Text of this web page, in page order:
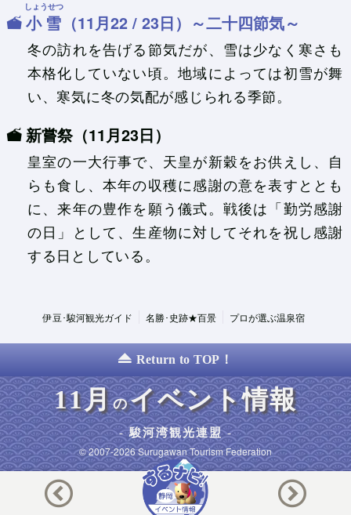
小雪
しょうせつ
（11月22 / 23日）～二十四節気～
冬の訪れを告げる節気だが、雪は少なく寒さも
本格化していない頃。地域によっては初雪が舞
い、寒気に冬の気配が感じられる季節。
新嘗祭（11月23日）
皇室の一大行事で、天皇が新穀をお供えし、自
らも食し、本年の収穫に感謝の意を表すととも
に、来年の豊作を願う儀式。戦後は「勤労感謝
の日」として、生産物に対してそれを祝し感謝
する日としている。
伊豆･駿河観光ガイド 名勝･史跡★百景 プロが選ぶ温泉宿
Return to TOP！
11月のイベント情報
駿河湾観光連盟
© 2007-2026 Surugawan Tourism Federation